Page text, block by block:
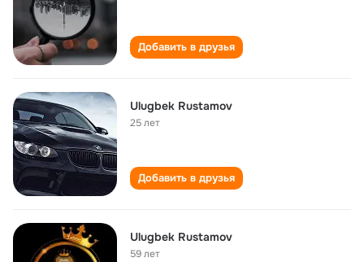
Добавить в друзья
Ulugbek Rustamov
25 лет
Добавить в друзья
Ulugbek Rustamov
59 лет